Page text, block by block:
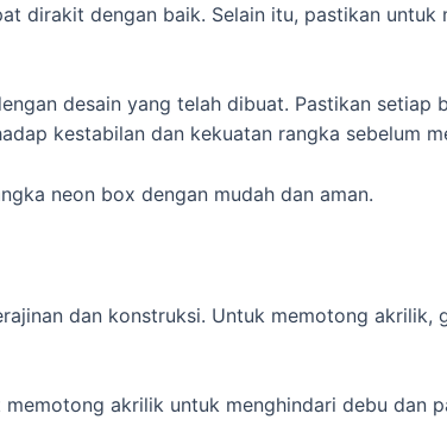
dirakit dengan baik. Selain itu, pastikan untuk
desain yang telah dibuat. Pastikan setiap
kestabilan dan kekuatan rangka sebelum
neon box dengan mudah dan aman.
dan konstruksi. Untuk memotong akrilik,
akrilik untuk menghindari debu dan